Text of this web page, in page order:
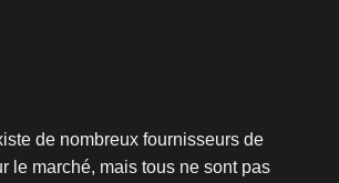
de nombreux fournisseurs de
le marché, mais tous ne sont pas